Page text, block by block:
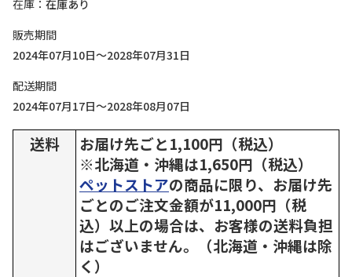
在庫
在庫あり
販売期間
2024年07月10日～2028年07月31日
配送期間
2024年07月17日～2028年08月07日
送料
お届け先ごと1,100円（税込）
※北海道・沖縄は1,650円（税込）
ペットストアの商品に限り、お届け先
ごとのご注文金額が11,000円（税
込）以上の場合は、お客様の送料負担
はございません。（北海道・沖縄は除
く）